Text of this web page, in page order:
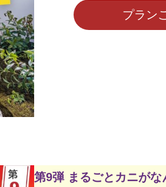
プラン
第9弾 まるごとカニが